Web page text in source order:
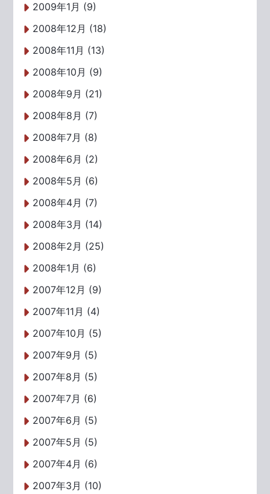
2009年1月 (9)
2008年12月 (18)
2008年11月 (13)
2008年10月 (9)
2008年9月 (21)
2008年8月 (7)
2008年7月 (8)
2008年6月 (2)
2008年5月 (6)
2008年4月 (7)
2008年3月 (14)
2008年2月 (25)
2008年1月 (6)
2007年12月 (9)
2007年11月 (4)
2007年10月 (5)
2007年9月 (5)
2007年8月 (5)
2007年7月 (6)
2007年6月 (5)
2007年5月 (5)
2007年4月 (6)
2007年3月 (10)